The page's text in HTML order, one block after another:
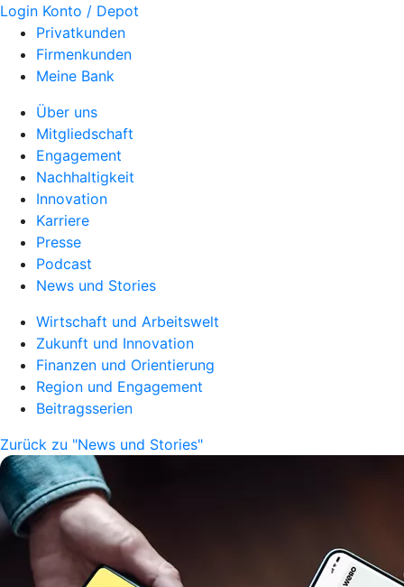
Login Konto / Depot
Privatkunden
Firmenkunden
Meine Bank
Über uns
Mitgliedschaft
Engagement
Nachhaltigkeit
Innovation
Karriere
Presse
Podcast
News und Stories
Wirtschaft und Arbeitswelt
Zukunft und Innovation
Finanzen und Orientierung
Region und Engagement
Beitragsserien
Zurück zu "News und Stories"